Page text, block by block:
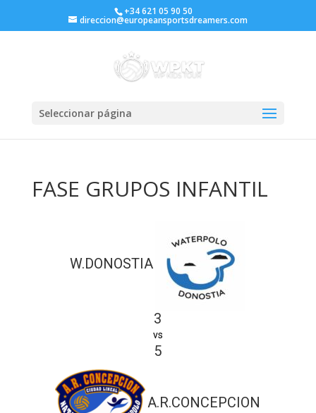
+34 621 05 90 50
direccion@europeansportsdreamers.com
Seleccionar página
FASE GRUPOS INFANTIL
W.DONOSTIA
3
vs
5
A.R.CONCEPCION